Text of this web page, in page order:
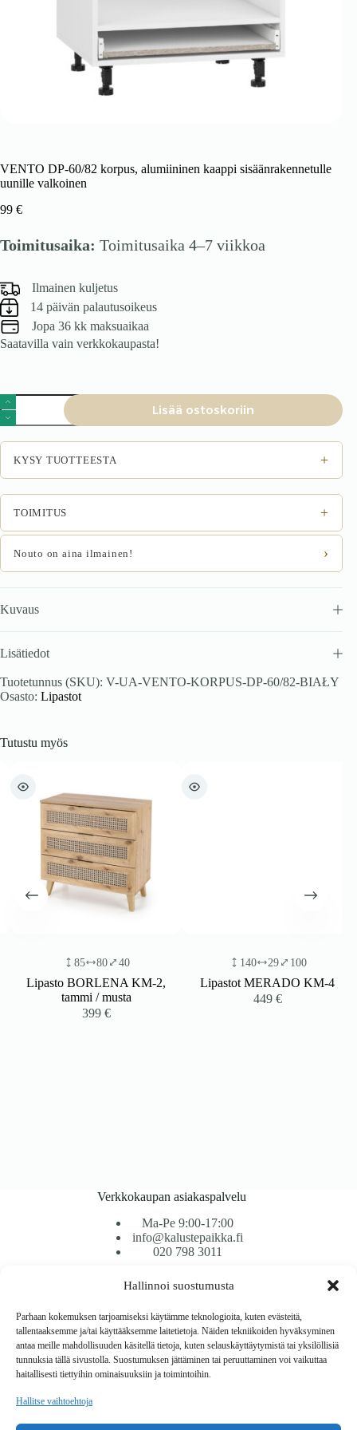
Hallinnoi suostumusta
Parhaan kokemuksen tarjoamiseksi käytämme teknologioita, kuten evästeitä,
tallentaaksemme ja/tai käyttääksemme laitetietoja. Näiden tekniikoiden hyväksyminen
antaa meille mahdollisuuden käsitellä tietoja, kuten selauskäyttäytymistä tai yksilöllisiä
tunnuksia tällä sivustolla. Suostumuksen jättäminen tai peruuttaminen voi vaikuttaa
haitallisesti tiettyihin ominaisuuksiin ja toimintoihin.
Hallitse vaihtoehtoja
VENTO DP-60/82 korpus, alumiininen kaappi sisäänrakennetulle
uunille valkoinen
99 €
Toimitusaika: Toimitusaika 4–7 viikkoa
Ilmainen kuljetus
14 päivän palautusoikeus
Jopa 36 kk maksuaikaa
Saatavilla vain verkkokaupasta!
VENTO
DP-
60/82
korpus,
alumiininen
kaappi
sisäänrakennetulle
uunille
valkoinen
Lisää ostoskoriin
KYSY TUOTTEESTA +
TOIMITUS +
Nouto on aina ilmainen! ›
Kuvaus
Lisätiedot
Tuotetunnus (SKU): V-UA-VENTO-KORPUS-DP-60/82-BIAŁY
Osasto: Lipastot
Tutustu myös
85 80 40
Lipasto BORLENA KM-2,
tammi / musta
399€
140 29 100
Lipastot MERADO KM-4
449€
Verkkokaupan asiakaspalvelu
Ma-Pe 9:00-17:00
info@kalustepaikka.fi
020 798 3011
Tavarantoimitus / Maksutavat
Toimitustavat
Maksutavat
Vaihto ja palautus
Reklamaatiot